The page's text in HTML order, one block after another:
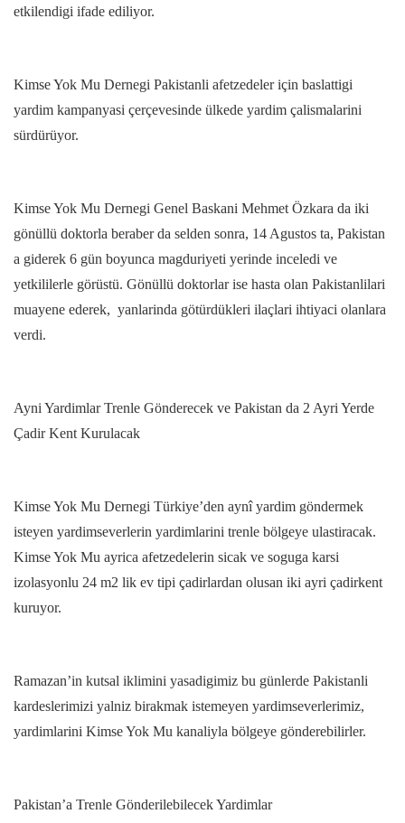
etkilendigi ifade ediliyor.
Kimse Yok Mu Dernegi Pakistanli afetzedeler için baslattigi
yardim kampanyasi çerçevesinde ülkede yardim çalismalarini
sürdürüyor.
Kimse Yok Mu Dernegi Genel Baskani Mehmet Özkara da iki
gönüllü doktorla beraber da selden sonra, 14 Agustos ta, Pakistan
a giderek 6 gün boyunca magduriyeti yerinde inceledi ve
yetkililerle görüstü. Gönüllü doktorlar ise hasta olan Pakistanlilari
muayene ederek, yanlarinda götürdükleri ilaçlari ihtiyaci olanlara
verdi.
Ayni Yardimlar Trenle Gönderecek ve Pakistan da 2 Ayri Yerde
Çadir Kent Kurulacak
Kimse Yok Mu Dernegi Türkiye’den aynî yardim göndermek
isteyen yardimseverlerin yardimlarini trenle bölgeye ulastiracak.
Kimse Yok Mu ayrica afetzedelerin sicak ve soguga karsi
izolasyonlu 24 m2 lik ev tipi çadirlardan olusan iki ayri çadirkent
kuruyor.
Ramazan’in kutsal iklimini yasadigimiz bu günlerde Pakistanli
kardeslerimizi yalniz birakmak istemeyen yardimseverlerimiz,
yardimlarini Kimse Yok Mu kanaliyla bölgeye gönderebilirler.
Pakistan’a Trenle Gönderilebilecek Yardimlar